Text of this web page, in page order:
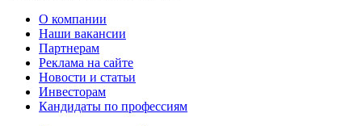
О компании
Наши вакансии
Партнерам
Реклама на сайте
Новости и статьи
Инвесторам
Кандидаты по профессиям